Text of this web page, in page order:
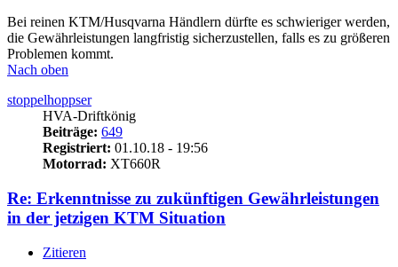
Bei reinen KTM/Husqvarna Händlern dürfte es schwieriger werden,
die Gewährleistungen langfristig sicherzustellen, falls es zu größeren
Problemen kommt.
Nach oben
stoppelhoppser
HVA-Driftkönig
Beiträge: 649
Registriert: 01.10.18 - 19:56
Motorrad: XT660R
Re: Erkenntnisse zu zukünftigen Gewährleistungen
in der jetzigen KTM Situation
Zitieren